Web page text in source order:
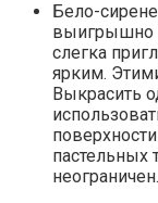
Бело-
выигрышно
слегка
ярким.
Выкрасить
пастельных
неограничен.